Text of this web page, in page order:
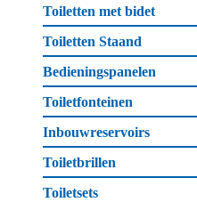
Toiletten met bidet
Toiletten Staand
Bedieningspanelen
Toiletfonteinen
Inbouwreservoirs
Toiletbrillen
Toiletsets